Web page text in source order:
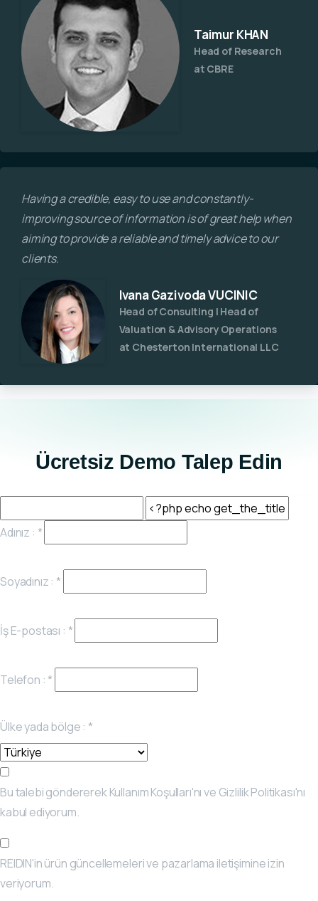
Taimur KHAN
Head of Research
at CBRE
Having a credible, easy to use and constantly-
improving source of information is of great help when
aiming to provide a reliable and timely advice to our
clients.
Ivana Gazivoda VUCINIC
Head of Consulting l Head of
Valuation & Advisory Operations
at Chesterton International LLC
Ücretsiz Demo Talep Edin
Adınız : *
Soyadınız : *
İş E-postası : *
Telefon : *
Ülke yada bölge : *
Bu talebi göndererek Kullanım Koşulları'nı ve Gizlilik Politikası'nı
kabul ediyorum.
REIDIN'in ürün güncellemeleri ve pazarlama iletişimine izin
veriyorum.